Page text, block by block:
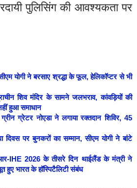
पुलिसिंग की आवश्यकता पर
योगी ने बरसाए श्रद्धा के फूल, हेलिकॉप्टर से भी
शिव मंदिर के सामने जलभराव, कांवड़ियों की
हुआ समाधान
ग्रेटर नोएडा ने लगाया रक्तदान शिविर, 45
पर बुनकरों का सम्मान, सीएम योगी ने बांटे
IHE 2026 के तीसरे दिन थाईलैंड के मंत्री ने
हुए भारत के हॉस्पिटैलिटी संबंध